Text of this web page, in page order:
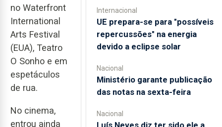
no Waterfront
International
Arts Festival
(EUA), Teatro
O Sonho e em
espetáculos
de rua.
No cinema,
entrou ainda
Internacional
UE prepara-se para "possíveis
repercussões" na energia
devido a eclipse solar
Nacional
Ministério garante publicação
das notas na sexta-feira
Nacional
Luís Neves diz ter sido ele a